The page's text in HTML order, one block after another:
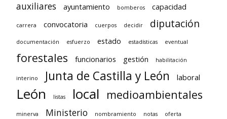
auxiliares
ayuntamiento bomberos capacidad
carrera convocatoria cuerpos decidir diputación
documentación esfuerzo estado estadísticas eventual
forestales funcionarios gestión habilitación
interino Junta de Castilla y León laboral
León listas local medioambientales
minerva Ministerio nombramiento notas oferta